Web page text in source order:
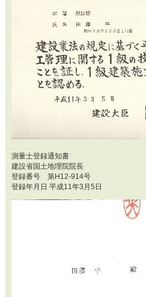
測量士登録通知書
建設省国土地理院院長
登録番号 第H12-914号
登録年月日 平成11年3月5日